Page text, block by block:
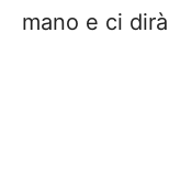
mano e ci